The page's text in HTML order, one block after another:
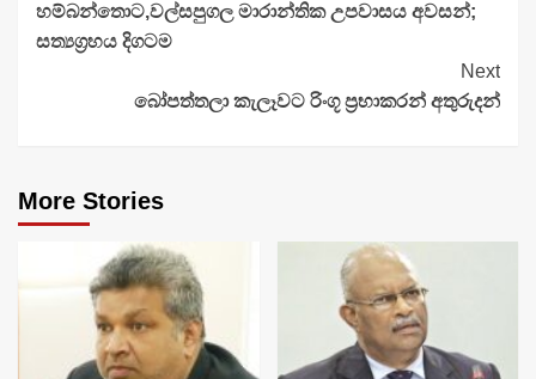
Reading
හම්බන්තොට,වල්සපුගල මාරාන්තික උපවාසය අවසන්;
සත්‍යග්‍රහය දිගටම
Next
බෝපත්තලා කැලෑවට රිංගූ ප්‍රභාකරන් අතුරුදන්
More Stories